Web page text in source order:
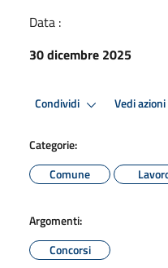
Data :
30 dicembre 2025
Condividi Vedi azioni
Categorie:
Comune
Argomenti:
Concorsi